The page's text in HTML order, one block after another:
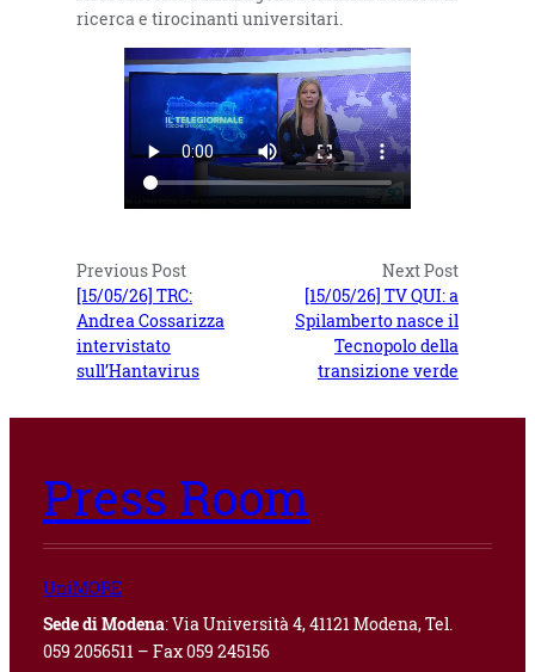
ricerca e tirocinanti universitari.
Previous Post
[15/05/26] TRC:
Andrea Cossarizza
intervistato
sull’Hantavirus
Next Post
[15/05/26] TV QUI: a
Spilamberto nasce il
Tecnopolo della
transizione verde
Press Room
UniMORE
Sede di Modena: Via Università 4, 41121 Modena, Tel.
059 2056511 – Fax 059 245156